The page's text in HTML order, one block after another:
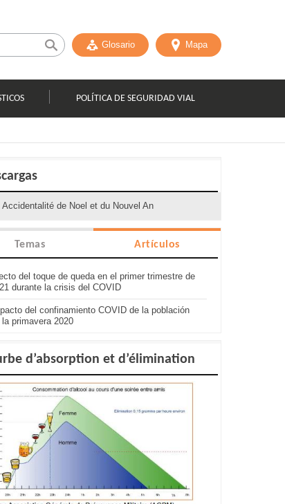
Glosario Mapa
POLÍTICA DE SEGURIDAD VIAL
Accidentalité de Noel et du Nouvel An
Temas Artículos
del toque de queda en el primer trimestre de
durante la crisis del COVID
del confinamiento COVID de la población
la primavera 2020
d’absorption et d’élimination